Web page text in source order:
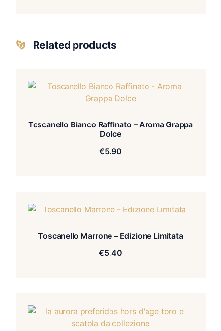
Related products
Toscanello Bianco Raffinato – Aroma Grappa
Dolce
€5.90
Toscanello Marrone – Edizione Limitata
€5.40